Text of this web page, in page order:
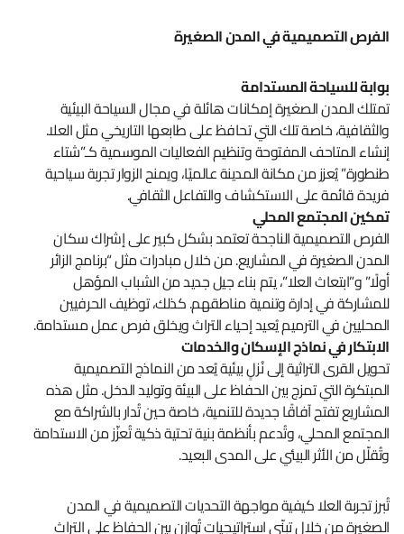
الفرص التصميمية في المدن الصغيرة
بوابة للسياحة المستدامة
تمتلك المدن الصغيرة إمكانات هائلة في مجال السياحة البيئية
والثقافية، خاصة تلك التي تحافظ على طابعها التاريخي مثل العلا.
إنشاء المتاحف المفتوحة وتنظيم الفعاليات الموسمية كـ”شتاء
طنطورة” يُعزز من مكانة المدينة عالميًا، ويمنح الزوار تجربة سياحية
فريدة قائمة على الاستكشاف والتفاعل الثقافي.
تمكين المجتمع المحلي
الفرص التصميمية الناجحة تعتمد بشكل كبير على إشراك سكان
المدن الصغيرة في المشاريع. من خلال مبادرات مثل “برنامج الزائر
أولًا” و”ابتعاث العلا”، يتم بناء جيل جديد من الشباب المؤهل
للمشاركة في إدارة وتنمية مناطقهم. كذلك، توظيف الحرفيين
المحليين في الترميم يُعيد إحياء التراث ويخلق فرص عمل مستدامة.
الابتكار في نماذج الإسكان والخدمات
تحويل القرى التراثية إلى نُزلٍ بيئية يُعد من النماذج التصميمية
المبتكرة التي تمزج بين الحفاظ على البيئة وتوليد الدخل. مثل هذه
المشاريع تفتح آفاقًا جديدة للتنمية، خاصة حين تُدار بالشراكة مع
المجتمع المحلي، وتُدعم بأنظمة بنية تحتية ذكية تُعزّز من الاستدامة
وتُقلّل من الأثر البيئي على المدى البعيد.
تُبرز تجربة العلا كيفية مواجهة التحديات التصميمية في المدن
الصغيرة من خلال تبنّي استراتيجيات تُوازن بين الحفاظ على التراث